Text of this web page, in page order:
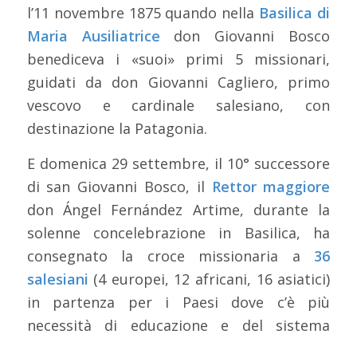
l’11 novembre 1875 quando nella Basilica di
Maria Ausiliatrice don Giovanni Bosco
benediceva i «suoi» primi 5 missionari,
guidati da don Giovanni Cagliero, primo
vescovo e cardinale salesiano, con
destinazione la Patagonia.
E domenica 29 settembre, il 10° successore
di san Giovanni Bosco, il Rettor maggiore
don Ángel Fernández Artime, durante la
solenne concelebrazione in Basilica, ha
consegnato la croce missionaria a 36
salesiani (4 europei, 12 africani, 16 asiatici)
in partenza per i Paesi dove c’è più
necessità di educazione e del sistema